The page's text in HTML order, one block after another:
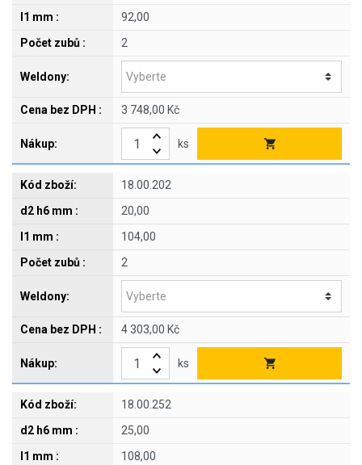
92,00
2
3 748,00 Kč
ks
18.00.202
20,00
104,00
2
4 303,00 Kč
ks
18.00.252
25,00
108,00